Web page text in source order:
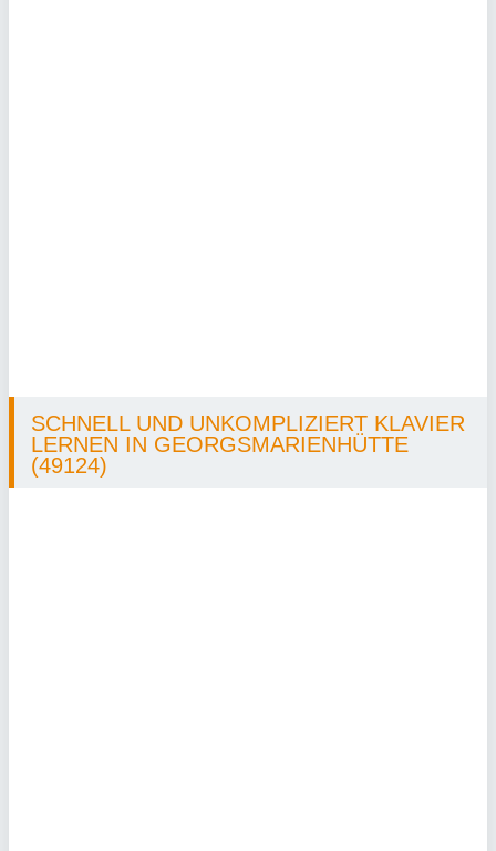
SCHNELL UND UNKOMPLIZIERT KLAVIER
LERNEN IN GEORGSMARIENHÜTTE
(49124)